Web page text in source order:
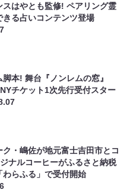
スはやとも監修! ペアリング霊
きる占いコンテンツ登場
本! 舞台『ノンレムの窓』
チケット1次先行受付スター
ク・嶋佐が地元富士吉田市とコ
ナルコーヒーがふるさと納税
わらふる」で受付開始